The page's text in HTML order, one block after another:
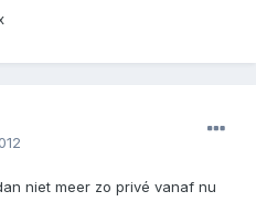
niet meer zo privé vanaf nu